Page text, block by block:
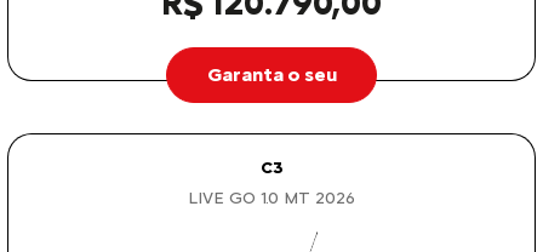
Garanta o seu
C3
LIVE GO 1.0 MT 2026